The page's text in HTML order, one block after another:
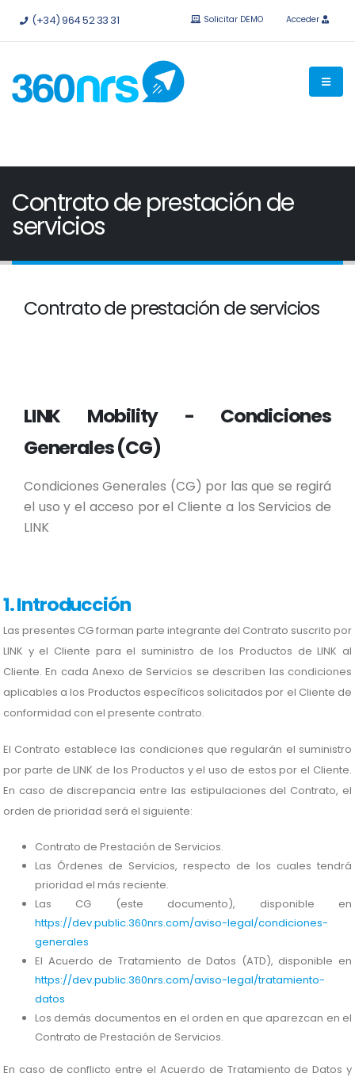
Pruébalo gratis sin compromiso. API e integraciones
(+34) 964 52 33 31 Solicitar DEMO Acceder
Contrato de prestación de
servicios
Contrato de prestación de servicios
LINK Mobility - Condiciones
Generales (CG)
Condiciones Generales (CG) por las que se regirá
el uso y el acceso por el Cliente a los Servicios de
LINK
1. Introducción
Las presentes CG forman parte integrante del Contrato suscrito por
LINK y el Cliente para el suministro de los Productos de LINK al
Cliente. En cada Anexo de Servicios se describen las condiciones
aplicables a los Productos específicos solicitados por el Cliente de
conformidad con el presente contrato.
El Contrato establece las condiciones que regularán el suministro
por parte de LINK de los Productos y el uso de estos por el Cliente.
En caso de discrepancia entre las estipulaciones del Contrato, el
orden de prioridad será el siguiente:
Contrato de Prestación de Servicios.
Las Órdenes de Servicios, respecto de los cuales tendrá
prioridad el más reciente.
Las CG (este documento), disponible en
https://dev.public.360nrs.com/aviso-legal/condiciones-
generales
El Acuerdo de Tratamiento de Datos (ATD), disponible en
https://dev.public.360nrs.com/aviso-legal/tratamiento-
datos
Los demás documentos en el orden en que aparezcan en el
Contrato de Prestación de Servicios.
En caso de conflicto entre el Acuerdo de Tratamiento de Datos y